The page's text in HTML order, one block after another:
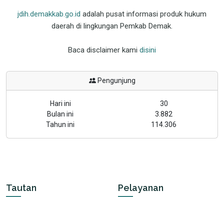
jdih.demakkab.go.id adalah pusat informasi produk hukum
daerah di lingkungan Pemkab Demak.
Baca disclaimer kami disini
Pengunjung
Hari ini
30
Bulan ini
3.882
Tahun ini
114.306
Tautan Pelayanan